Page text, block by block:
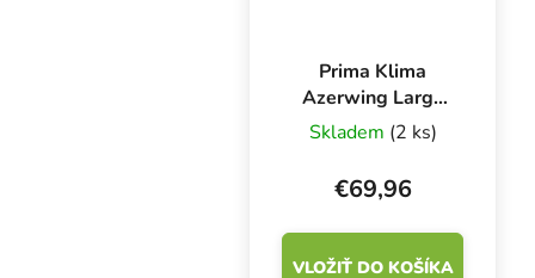
Prima Klima
Azerwing Large
LA75-A, veľké
tienidlo pre dve
lampy
Skladem (2 ks)
€69,96
VLOŽIŤ DO KOŠÍKA